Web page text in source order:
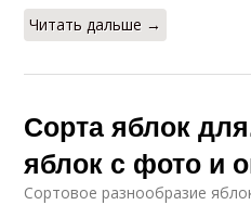
Читать дальше →
Сорта яблок
яблок с фото и
Сортовое разнообразие